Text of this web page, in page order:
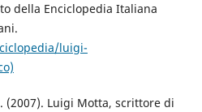
della Enciclopedia Italiana
luigi-
(2007). Luigi Motta, scrittore di